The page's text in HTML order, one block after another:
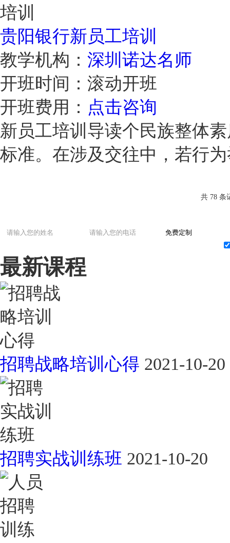
贵阳银行新员工培训
教学机构： 深圳诺达名师
开班时间： 滚动开班
开班费用： 点击咨询
新员工培训导读个民族整体
标准。在涉及交往中，若行
共 78 条
最新课程
招聘战略培训心得 2021-10-20
招聘实战训练班 2021-10-20